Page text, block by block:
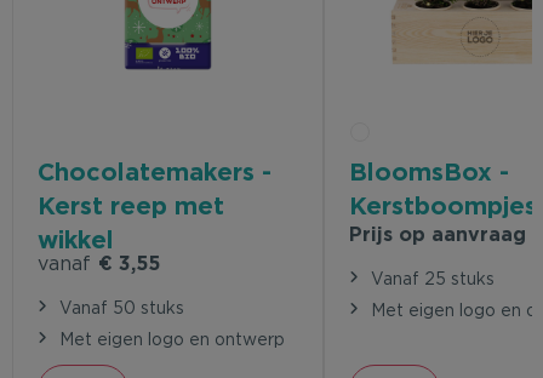
Chocolatemakers -
Kerst reep met
wikkel
vanaf € 3,55
Vanaf 50 stuks
Met eigen logo en ontwerp
BloomsBox -
Kerstboompjes
Prijs op aanvraag
Vanaf 25 stuks
Met eigen logo en